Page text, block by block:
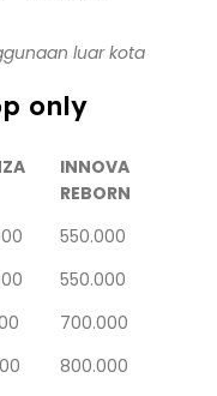
luar kota
only
INNOVA
REBORN
550.000
550.000
700.000
800.000